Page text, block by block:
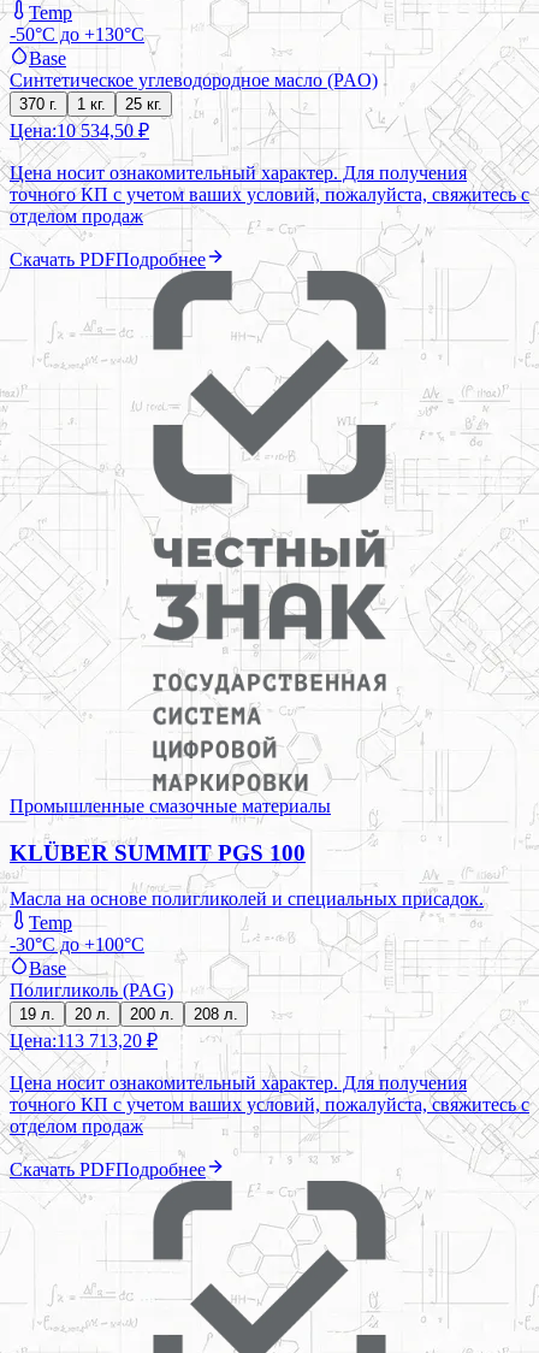
Temp
-50°C до +130°C
Base
Синтетическое углеводородное масло (PAO)
370 г. 1 кг. 25 кг.
Цена:10 534,50 ₽
Цена носит ознакомительный характер. Для получения
точного КП с учетом ваших условий, пожалуйста, свяжитесь с
отделом продаж
Скачать PDFПодробнее
Промышленные смазочные материалы
KLÜBER SUMMIT PGS 100
Масла на основе полигликолей и специальных присадок.
Temp
-30°C до +100°C
Base
Полигликоль (PAG)
19 л. 20 л. 200 л. 208 л.
Цена:113 713,20 ₽
Цена носит ознакомительный характер. Для получения
точного КП с учетом ваших условий, пожалуйста, свяжитесь с
отделом продаж
Скачать PDFПодробнее